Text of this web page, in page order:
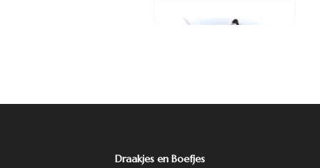
Draakjes en Boefjes